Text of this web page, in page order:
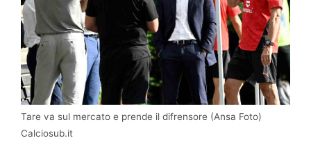
Tare va sul mercato e prende il difrensore (Ansa Foto)
Calciosub.it